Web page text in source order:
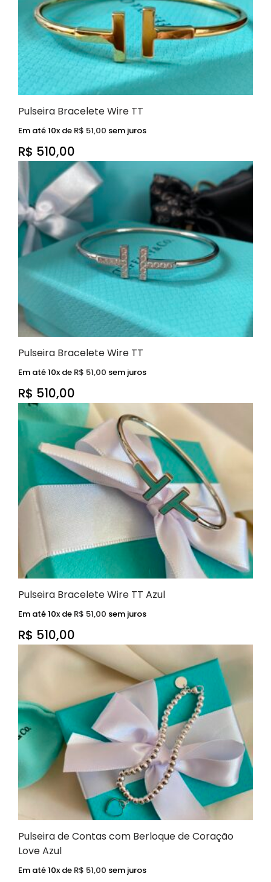
Pulseira Bracelete Wire TT
R$ 510,00
Em até 10x de R$ 51,00 sem juros
Pulseira Bracelete Wire TT
R$ 510,00
Em até 10x de R$ 51,00 sem juros
Pulseira Bracelete Wire TT Azul
R$ 510,00
Em até 10x de R$ 51,00 sem juros
Pulseira de Contas com Berloque de Coração
Love Azul
Em até 10x de R$ 51,00 sem juros